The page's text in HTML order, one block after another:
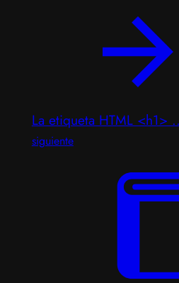
La etiqueta HTML <h1>
siguiente